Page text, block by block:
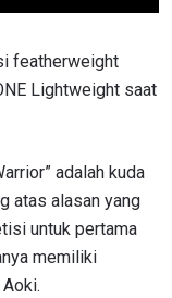
featherweight
Lightweight saat
adalah kuda
atas alasan yang
untuk pertama
memiliki